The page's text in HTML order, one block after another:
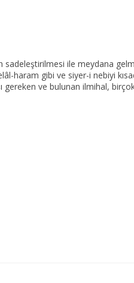
ile meydana
gibi ve siyer-i nebiyi
gereken ve bulunan ilmihal,